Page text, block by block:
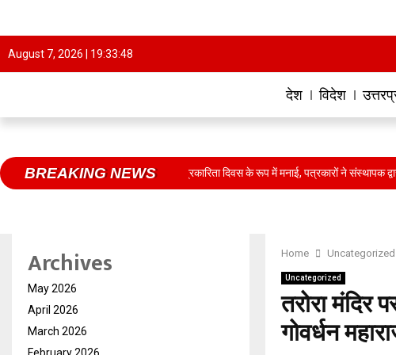
August 7, 2026 | 19:33:48
देश विदेश
BREAKING NEWS
लाल की 39वीं पुण्यतिथि ग्रामीण पत्रकारिता दिवस के रूप में मनाई, पत्रकारों ने संस्थापक द्वारा बताए
Home Uncategorized
Uncategorized
तरोरा
गोवर्धन
Archives
May 2026
April 2026
March 2026